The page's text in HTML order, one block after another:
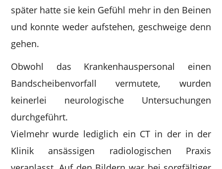
später hatte sie kein Gefühl mehr in den Beinen
und konnte weder aufstehen, geschweige denn
gehen.
Obwohl das Krankenhauspersonal einen
Bandscheibenvorfall vermutete, wurden
keinerlei neurologische Untersuchungen
durchgeführt.
Vielmehr wurde lediglich ein CT in der in der
Klinik ansässigen radiologischen Praxis